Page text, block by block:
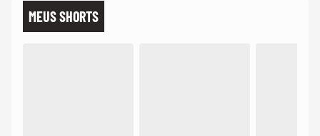
MEUS SHORTS